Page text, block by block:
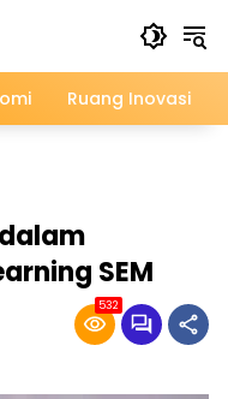
Ruang Inovasi
SEM
532